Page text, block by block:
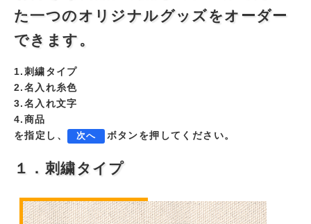
た一つのオリジナルグッズをオーダー
できます。
1.刺繍タイプ
2.名入れ糸色
3.名入れ文字
4.商品
を指定し、
次へ ボタンを押してください。
１．刺繍タイプ